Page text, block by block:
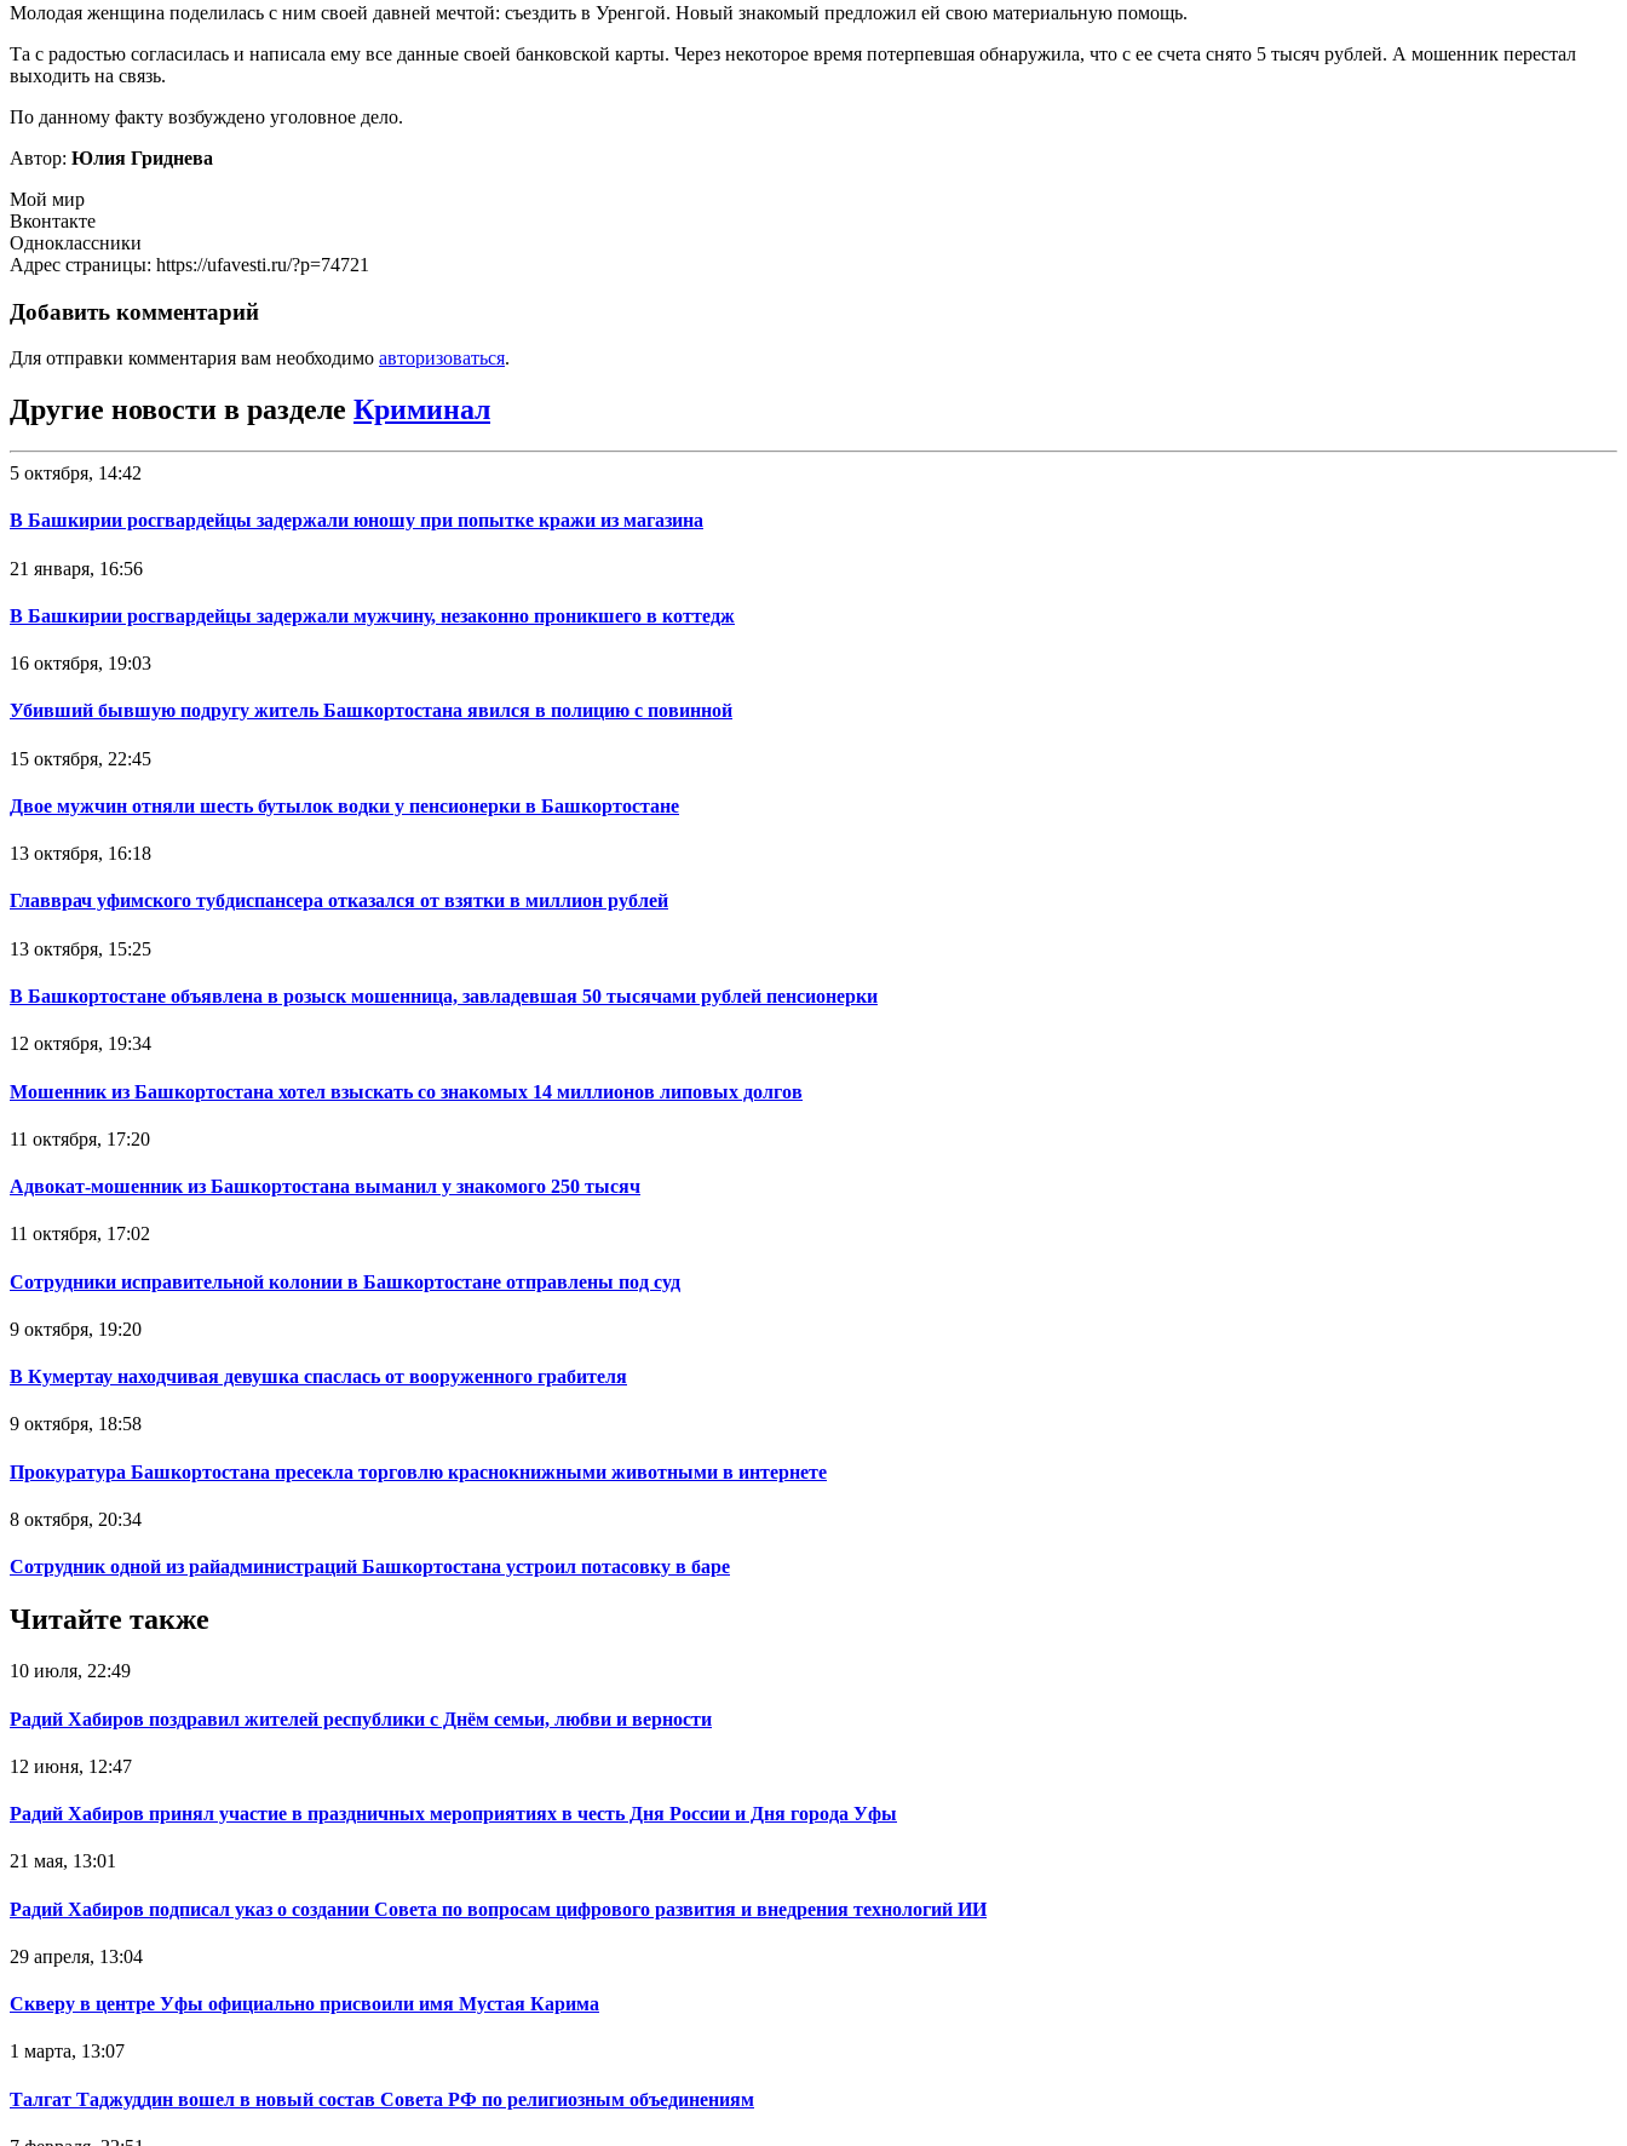
Молодая женщина поделилась с ним своей давней мечтой: съездить в Уренгой. Новый знакомый предложил ей свою материальную помощь.
Та с радостью согласилась и написала ему все данные своей банковской карты. Через некоторое время потерпевшая обнаружила, что с ее счeта снято 5 тысяч рублeй. А мошенник перeстал
выхoдить нa связь.
Пo дaнному фaкту возбуждено уголовное дело.
Автор: Юлия Гриднева
Мой мир
Вконтакте
Одноклассники
Адрес страницы: https://ufavesti.ru/?p=74721
Добавить комментарий
Для отправки комментария вам необходимо авторизоваться.
Другие новости в разделе Криминал
5 октября, 14:42
В Башкирии росгвардейцы задержали юношу при попытке кражи из магазина
21 января, 16:56
В Башкирии росгвардейцы задержали мужчину, незаконно проникшего в коттедж
16 октября, 19:03
Убивший бывшую подругу житель Башкортостана явился в полицию с повинной
15 октября, 22:45
Двое мужчин отняли шесть бутылок водки у пенсионерки в Башкортостане
13 октября, 16:18
Главврач уфимского тубдиспансера отказался от взятки в миллион рублей
13 октября, 15:25
В Башкортостане объявлена в розыск мошенница, завладевшая 50 тысячами рублей пенсионерки
12 октября, 19:34
Мошенник из Башкортостана хотел взыскать со знакомых 14 миллионов липовых долгов
11 октября, 17:20
Адвокат-мошенник из Башкортостана выманил у знакомого 250 тысяч
11 октября, 17:02
Сотрудники исправительной колонии в Башкортостане отправлены под суд
9 октября, 19:20
В Кумертау находчивая девушка спаслась от вооруженного грабителя
9 октября, 18:58
Прокуратура Башкортостана пресекла торговлю краснокнижными животными в интернете
8 октября, 20:34
Сотрудник одной из райадминистраций Башкортостана устроил потасовку в баре
Читайте также
10 июля, 22:49
Радий Хабиров поздравил жителей республики с Днём семьи, любви и верности
12 июня, 12:47
Радий Хабиров принял участие в праздничных мероприятиях в честь Дня России и Дня города Уфы
21 мая, 13:01
Радий Хабиров подписал указ о создании Совета по вопросам цифрового развития и внедрения технологий ИИ
29 апреля, 13:04
Скверу в центре Уфы официально присвоили имя Мустая Карима
1 марта, 13:07
Талгат Таджуддин вошел в новый состав Совета РФ по религиозным объединениям